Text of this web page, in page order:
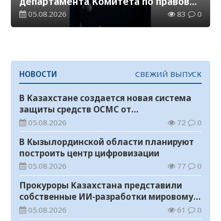
статистике и специальным учетам
по Кызылординской области
05.08.2026 83 0
НОВОСТИ СВЕЖИЙ ВЫПУСК
В Казахстане создается новая система
защиты средств ОСМС от
необоснованных выплат
05.08.2026 72 0
В Кызылординской области планируют
построить центр цифровизации
05.08.2026 77 0
Прокуроры Казахстана представили
собственные ИИ-разработки мировому
эксперту Кай-Фу Ли
05.08.2026 61 0